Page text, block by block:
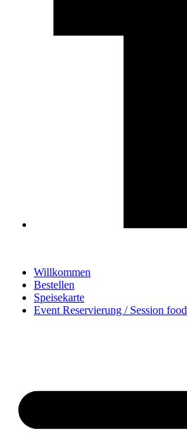
Willkommen
Bestellen
Speisekarte
Event Reservierung / Session food